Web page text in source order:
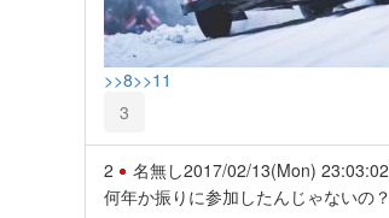
>>8>>11
3
2 名無し2017/02/13(Mon) 23:03:02
何年か振りに参加したんじゃないの？